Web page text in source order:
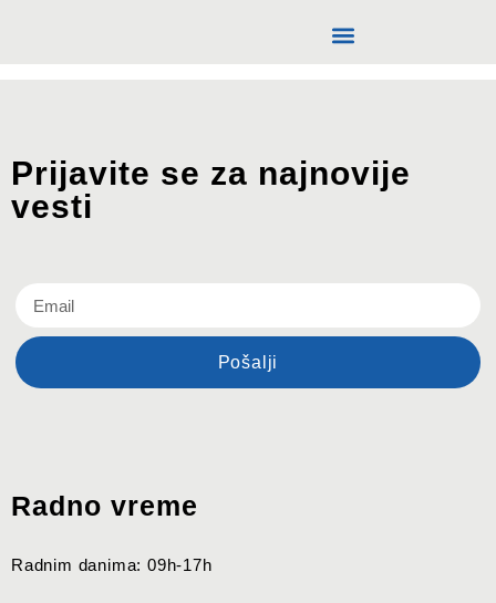
Prijavite se za najnovije
vesti
Pošalji
Radno vreme
Radnim danima: 09h-17h